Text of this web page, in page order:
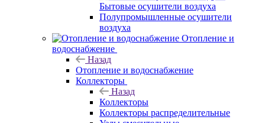
Бытовые осушители воздуха
Полупромышленные осушители
воздуха
Отопление и
водоснабжение
Назад
Отопление и водоснабжение
Коллекторы
Назад
Коллекторы
Коллекторы распределительные